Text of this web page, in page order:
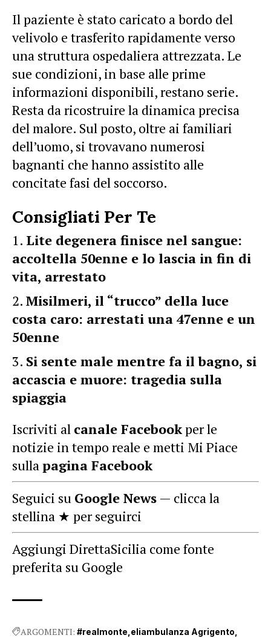
Il paziente è stato caricato a bordo del
velivolo e trasferito rapidamente verso
una struttura ospedaliera attrezzata. Le
sue condizioni, in base alle prime
informazioni disponibili, restano serie.
Resta da ricostruire la dinamica precisa
delmalore. Sul posto, oltre ai familiari
dell’uomo, si trovavano numerosi
bagnanti che hanno assistito alle
concitate fasi del soccorso.
Consigliati Per Te
Lite degenera finisce nel sangue:
accoltella 50enne e lo lascia in fin di
vita, arrestato
Misilmeri, il “trucco” della luce
costa caro: arrestati una 47enne e un
50enne
Si sente male mentre fa il bagno, si
accascia e muore: tragedia sulla
spiaggia
Iscriviti al canale Facebookper le
notizie in tempo reale e metti Mi Piace
sullapagina Facebook
Seguici su Google News — clicca la
stellina ★ per seguirci
Aggiungi DirettaSicilia come fonte
preferita su Google
ARGOMENTI: #realmonte eliambulanza Agrigento